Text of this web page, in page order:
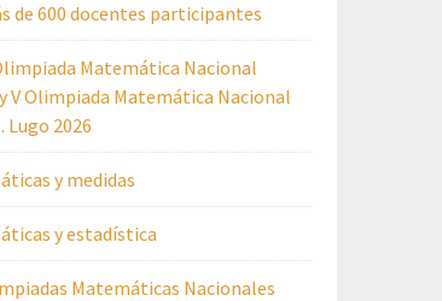
de 600 docentes participantes
Matemática Nacional
V Olimpiada Matemática Nacional
Lugo 2026
y medidas
y estadística
Matemáticas Nacionales